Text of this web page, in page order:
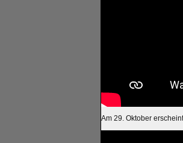
Am 29. Oktober